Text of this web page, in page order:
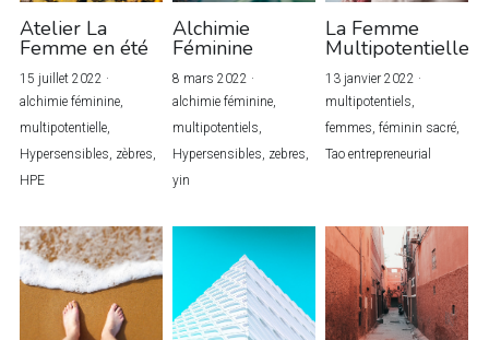
Atelier La
Femme en été
15 juillet 2022 ·
alchimie féminine,
multipotentielle,
Hypersensibles, zèbres,
HPE
Alchimie
Féminine
8 mars 2022 ·
alchimie féminine,
multipotentiels,
Hypersensibles, zebres,
yin
La Femme
Multipotentielle
13 janvier 2022 ·
multipotentiels,
femmes, féminin sacré,
Tao entrepreneurial